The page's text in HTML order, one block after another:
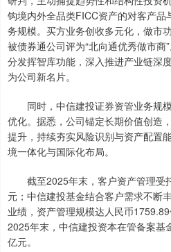
钩境内外全品类FICC资产的对客产
务规模。买方业务创收多元化，做市
被债券通公司评为“北向通优秀做市
分发挥智库功能，深入推进产业链深
为公司新名片。
同时，中信建投证券资管业务规
优化。据悉，公司锚定长期价值创造
提升，持续夯实风险识别与资产配置
境一体化与国际化布局。
截至2025年末，客户资产管理受
元；中信建投基金结合客户需求不断
业绩，资产管理规模达人民币
2025年末，中信建投资本在管备案基
亿元。